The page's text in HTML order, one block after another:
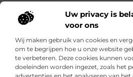
Uw privacy is
voor ons
Wij maken gebruik van cookies en
om te begrijpen hoe u onze website
te verbeteren. Deze cookies kunnen
doeleinden worden ingezet, zoals het
Bericht categorie
Onze informatie